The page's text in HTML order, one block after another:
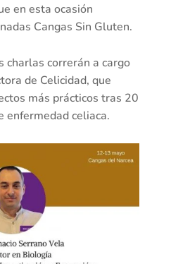
en esta ocasión
Cangas Sin Gluten.
charlas correrán a cargo
de Celicidad, que
más prácticos tras 20
enfermedad celiaca.